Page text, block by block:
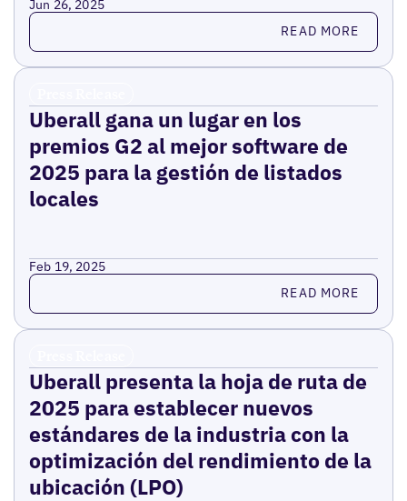
Jun 26, 2025
Read more READ MORE
Uberall gana un lugar en los
premios G2 al mejor software de
2025 para la gestión de listados
locales
Feb 19, 2025
Read more READ MORE
Uberall presenta la hoja de ruta de
2025 para establecer nuevos
estándares de la industria con la
optimización del rendimiento de la
ubicación (LPO)